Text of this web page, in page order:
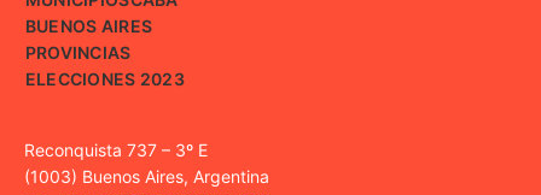
BUENOS AIRES
PROVINCIAS
ELECCIONES 2023
Reconquista 737 – 3º E
(1003) Buenos Aires, Argentina